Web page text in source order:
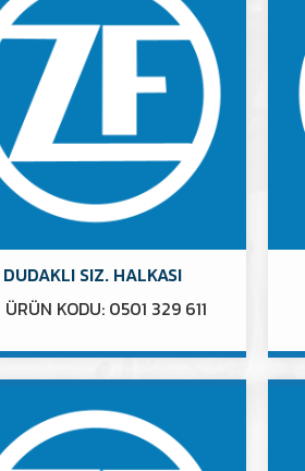
DUDAKLI SIZ. HALKASI
ÜRÜN KODU: 0501 329 611